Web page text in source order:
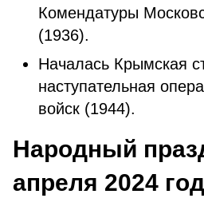
Комендатуры
(1936).
Началась Крымская
наступательная
войск (1944).
Народный
апреля 2024